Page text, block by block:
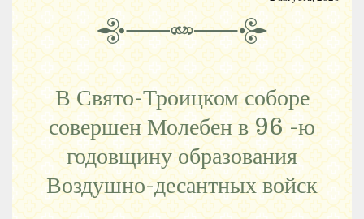
В Свято-Троицком соборе
совершен Молебен в 96 -ю
годовщину образования
Воздушно-десантных войск